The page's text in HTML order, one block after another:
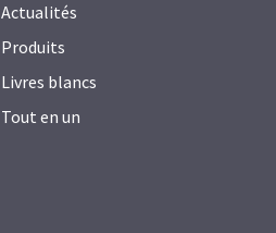
Actualités
Produits
Livres blancs
Tout en un